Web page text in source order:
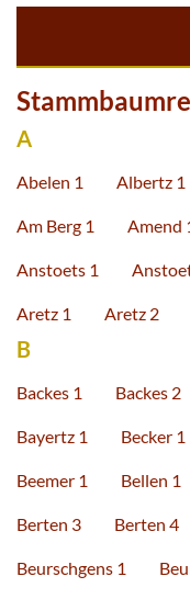
A
Abelen 1 Albertz 1
Am Berg 1 Amend
Anstoets 1
Aretz 1 Aretz 2
B
Backes 1 Backes 2
Bayertz 1 Becker 1
Beemer 1 Bellen 1
Berten 3 Berten 4
Beurschgens 1